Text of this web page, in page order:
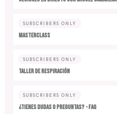
SUBSCRIBERS ONLY
MASTERCLASS
SUBSCRIBERS ONLY
TALLER DE RESPIRACIÓN
SUBSCRIBERS ONLY
¿TIENES DUDAS O PREGUNTAS? - FAQ